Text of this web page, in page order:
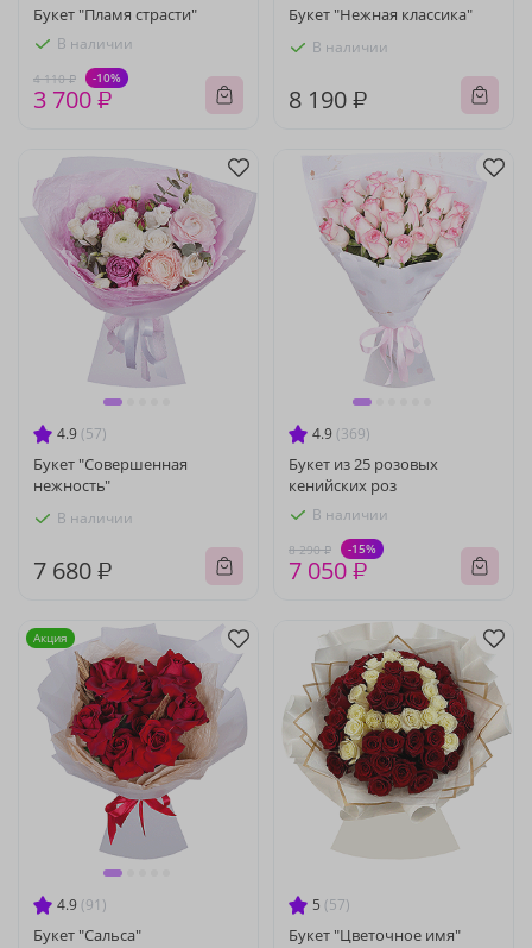
Букет "Пламя страсти"
В наличии
4 110 ₽ -10%
3 700 ₽
Букет "Нежная классика"
В наличии
8 190 ₽
4.9 (57)
Букет "Совершенная
нежность"
В наличии
7 680 ₽
4.9 (369)
Букет из 25 розовых
кенийских роз
В наличии
8 290 ₽ -15%
7 050 ₽
4.9 (91)
Букет "Сальса"
Акция
5 (57)
Букет "Цветочное имя"